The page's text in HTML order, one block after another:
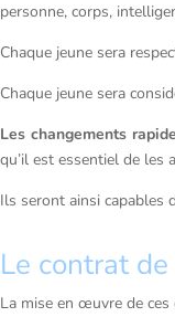
personne, corps,
Chaque jeune sera
Chaque jeune sera
Les changements
qu’il est essentiel de les
Ils seront ainsi capables
Le contrat
La mise en œuvre de ces